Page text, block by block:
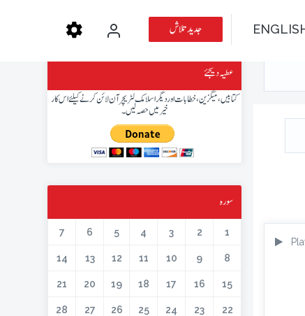
جدید تلاش
عطیہ دیجئے
کتابیں، میگزین، خطابات اور دیگر اسلامک لٹریچر آن لائن کرنے کیلئے اس کار
خیر میں حصہ لیں۔
سورہ
1
2
3
4
5
6
7
8
9
10
11
12
13
14
15
16
17
18
19
20
21
22
23
24
25
26
27
28